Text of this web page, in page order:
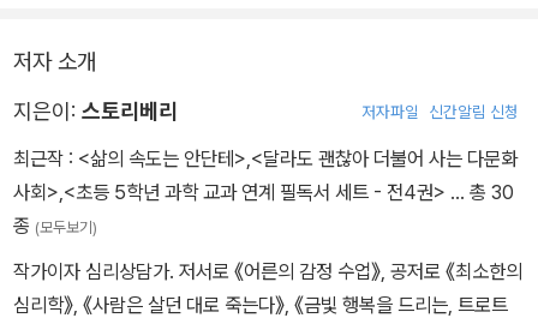
교육법은 페스탈로치를 비롯해 하버드대 교수들로부터 강력한 추천
을 받았다. 그 가운데 하나인 인문고전 독서를 추가해 스스로 중심을
또한 '성공 독서'를 깊이 알고 싶은 독자들을 위해 [부록-이지성 작가
의 독서 Q&A]를 추가했다. 독서의 두 번째 단계(二讀)이자 다른 독
서(異讀)를 뜻하는 '이독'을 성공시키는 팁인 '이독 노트', '이독 스크
랩', '감사 일기'도 물론 빠트리지 않고 담아냈다.
저자 소개
지은이: 스토리베리 저자파일 신간알림 신청
최근작 : <삶의 속도는 안단테> <달라도 괜찮아 더불어 사는 다문화
사회> <초등 5학년 과학 교과 연계 필독서 세트 - 전4권> … 총 30
종 (모두보기)
작가이자 심리상담가. 저서로 《어른의 감정 수업》, 공저로 《최소한의
심리학》, 《사람은 살던 대로 죽는다》, 《금빛 행복을 드리는, 트로트